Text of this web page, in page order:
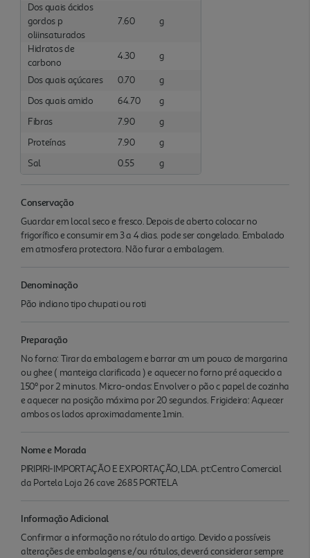
Dos quais ácidos
gordos p
oliinsaturados
7.60 g
Hidratos de
carbono
4.30 g
Dos quais açúcares 0.70
g
Dos quais amido
64.70
g
Fibras
7.90
g
Proteínas
7.90
g
Sal
0.55 g
Conservação
Guardar em local seco e fresco. Depois de aberto colocar no
frigorífico e consumir em 3 a 4 dias. pode ser congelado. Embalado
em atmosfera protectora. Não furar a embalagem.
Denominação
Pão indiano tipo chupati ou roti
Preparação
No forno: Tirar da embalagem e barrar cm um pouco de margarina
ou ghee ( manteiga clarificada ) e aquecer no forno pré aquecido a
150º por 2 minutos. Micro-ondas: Envolver o pão c papel de cozinha
e aquecer na posição máxima por 20 segundos. Frigideira: Aquecer
ambos os lados aproximadamente 1min.
Nome e Morada
PIRIPIRI-IMPORTAÇÃO E EXPORTAÇÃO, LDA. pt:Centro Comercial
da Portela Loja 26 cave 2685 PORTELA
Informação Adicional
Confirmar a informação no rótulo do artigo. Devido a possíveis
alterações de embalagens e/ou rótulos, deverá considerar sempre